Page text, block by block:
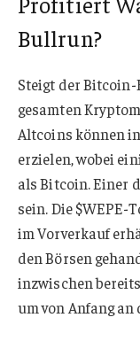
Bullrun?
Steigt der Bitcoin-
gesamten
Altcoins können
erzielen, wobei
als Bitcoin. Einer
sein. Die $WEPE-
im Vorverkauf
den Börsen
inzwischen
um von Anfang an